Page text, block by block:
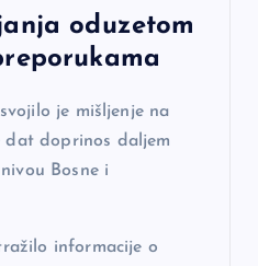
oduzetom
je mišljenje na
dat doprinos daljem
Bosne i
informacije o